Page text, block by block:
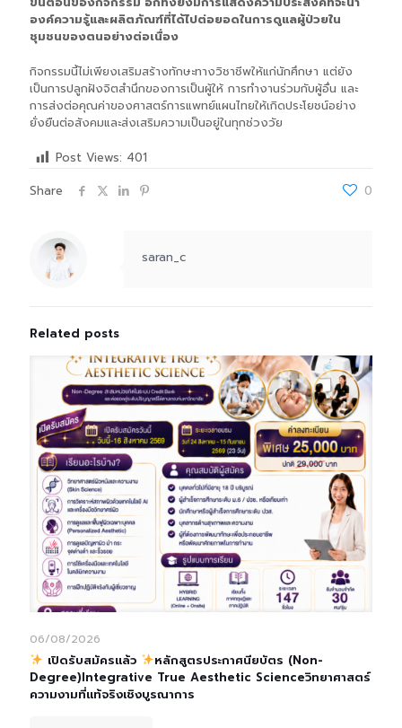
องค์ความรู้และผลิตภัณฑ์ที่ได้ไปต่อยอดในการดูแลผู้ป่วยใน
ชุมชนของตนอย่างต่อเนื่อง
กิจกรรมนี้ไม่เพียงเสริมสร้างทักษะทางวิชาชีพให้แก่นักศึกษา แต่ยัง
เป็นการปลูกฝังจิตสำนึกของการเป็นผู้ให้ การทำงานร่วมกับผู้อื่น และ
การส่งต่อคุณค่าของศาสตร์การแพทย์แผนไทยให้เกิดประโยชน์อย่าง
ยั่งยืนต่อสังคมและส่งเสริมความเป็นอยู่ในทุกช่วงวัย
Post Views: 401
Share
0
saran_c
Related posts
06/08/2026
เปิดรับสมัครแล้ว
หลักสูตรประกาศนียบัตร (Non-
Degree)Integrative True Aesthetic Scienceวิทยาศาสตร์
ความงามที่แท้จริงเชิงบูรณาการ